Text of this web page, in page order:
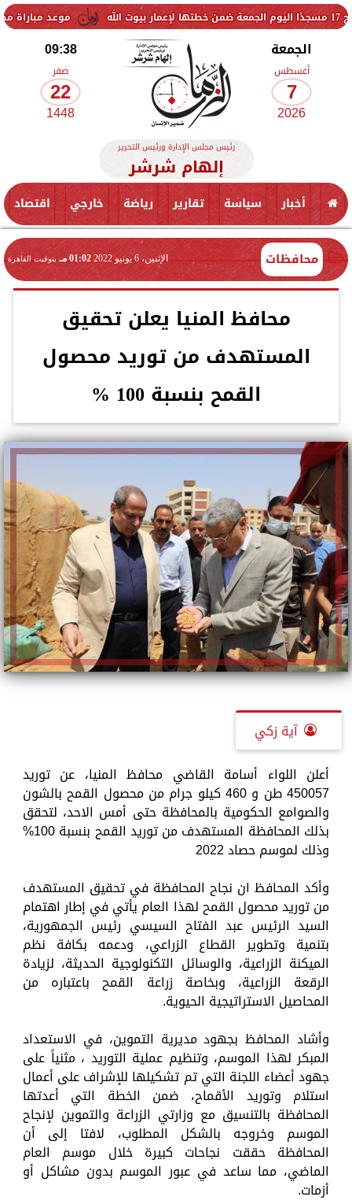
موعد مباراة مصر وإسبانيا
الجمعة
أغسطس
7
2026
09:38
صفر
22
1448
رئيس مجلس الإدارة ورئيس التحرير
إلهام شرشر
أخبار سياسة تقارير رياضة خارجي اقتصاد
محافظات الإثنين، 6 يونيو 2022 01:02 مـ بتوقيت القاهرة
محافظ المنيا يعلن تحقيق
المستهدف من توريد محصول
القمح بنسبة 100 %
آية زكي
أعلن اللواء أسامة القاضي محافظ المنيا، عن توريد
450057 طن و 460 كيلو جرام من محصول القمح بالشون
والصوامع الحكومية بالمحافظة حتى أمس الاحد، لتحقق
بذلك المحافظة المستهدف من توريد القمح بنسبة 100%
وذلك لموسم حصاد 2022
وأكد المحافظ ان نجاح المحافظة في تحقيق المستهدف
من توريد محصول القمح لهذا العام يأتي في إطار اهتمام
السيد الرئيس عبد الفتاح السيسي رئيس الجمهورية،
بتنمية وتطوير القطاع الزراعي، ودعمه بكافة نظم
الميكنة الزراعية، والوسائل التكنولوجية الحديثة، لزيادة
الرقعة الزراعية، وبخاصة زراعة القمح باعتباره من
المحاصيل الاستراتيجية الحيوية.
وأشاد المحافظ بجهود مديرية التموين، في الاستعداد
المبكر لهذا الموسم، وتنظيم عملية التوريد ، مثنياً على
جهود أعضاء اللجنة التي تم تشكيلها للإشراف على أعمال
استلام وتوريد الأقماح، ضمن الخطة التي أعدتها
المحافظة بالتنسيق مع وزارتي الزراعة والتموين لإنجاح
الموسم وخروجه بالشكل المطلوب، لافتا إلى أن
المحافظة حققت نجاحات كبيرة خلال موسم العام
الماضي، مما ساعد في عبور الموسم بدون مشاكل أو
أزمات.